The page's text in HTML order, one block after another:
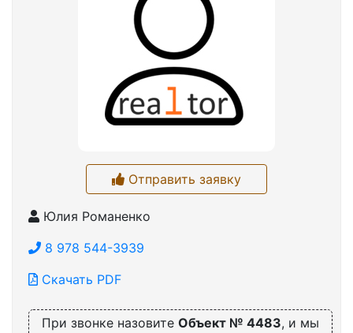
Отправить заявку
Юлия Романенко
8 978 544-3939
Скачать PDF
При звонке назовите Объект № 4483, и мы